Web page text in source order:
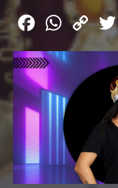
FacebookWhatsApp
Copy
Link